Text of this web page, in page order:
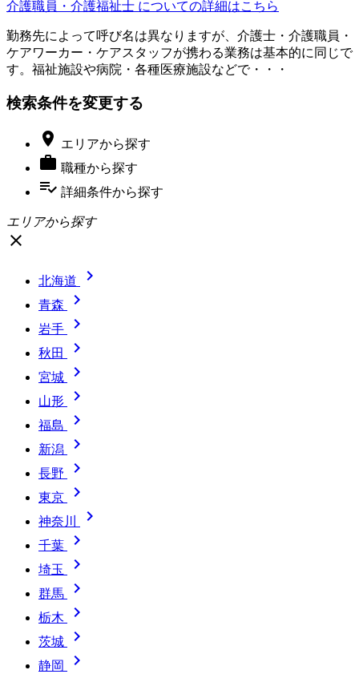
介護職員・介護福祉士 についての詳細はこちら
勤務先によって呼び名は異なりますが、介護士・介護職員・
ケアワーカー・ケアスタッフが携わる業務は基本的に同じで
す。福祉施設や病院・各種医療施設などで・・・
検索条件を変更する
 エリアから探す
 職種から探す
playlist_add_check 詳細条件から探す
エリアから探す
close
北海道 
青森 
岩手 
秋田 
宮城 
山形 
福島 
新潟 
長野 
東京 
神奈川 
千葉 
埼玉 
群馬 
栃木 
茨城 
静岡 